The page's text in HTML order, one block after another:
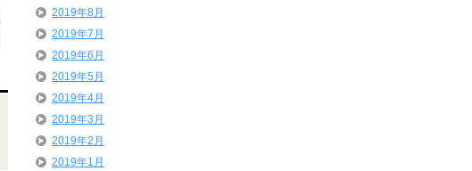
2019年8月
2019年7月
2019年6月
2019年5月
2019年4月
2019年3月
2019年2月
2019年1月